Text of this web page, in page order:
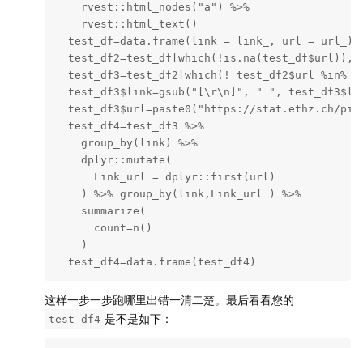
    rvest::html_nodes("a") %>%
    rvest::html_text()
  test_df=data.frame(link = link_, url = url_)
  test_df2=test_df[which(!is.na(test_df$url)),]
test_df3=test_df2[which(! test_df2$url %in%
test_df3$link=gsub("[\r\n]", " ",
test_df3$url=paste0("https://stat.ethz.ch/
  test_df4=test_df3 %>%
    group_by(link) %>%
    dplyr::mutate(
      Link_url = dplyr::first(url)
    ) %>% group_by(link,Link_url ) %>%
    summarize(
      count=n()
    )
  test_df4=data.frame(test_df4)
这样一步一步跑哪里出错一清二楚。最后看看您的
test_df4 是不是如下：